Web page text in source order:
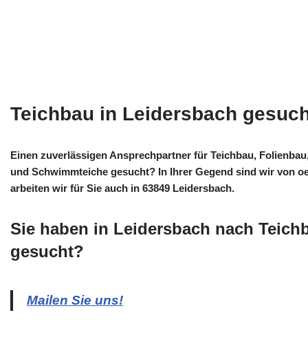
Teichbau in Leidersbach
Einen zuverlässigen Ansprechpartner für Teichbau,
und Schwimmteiche gesucht? In Ihrer Gegend sind wir von
arbeiten wir für Sie auch in 63849 Leidersbach.
Sie haben in Leidersbach nach
gesucht?
Mailen Sie uns!